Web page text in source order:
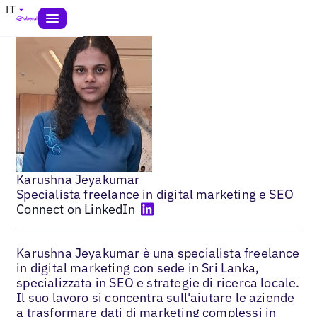
IT
Karushna Jeyakumar
Specialista freelance in digital marketing e SEO
Connect on LinkedIn
Karushna Jeyakumar è una specialista freelance
in digital marketing con sede in Sri Lanka,
specializzata in SEO e strategie di ricerca locale.
Il suo lavoro si concentra sull'aiutare le aziende
a trasformare dati di marketing complessi in